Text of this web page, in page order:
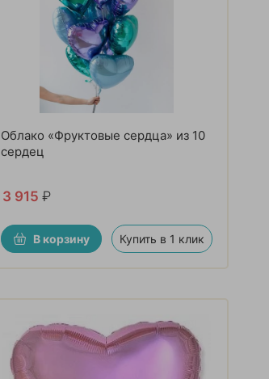
Облако «Фруктовые сердца» из 10
сердец
3 915 ₽
В корзину Купить в 1 клик